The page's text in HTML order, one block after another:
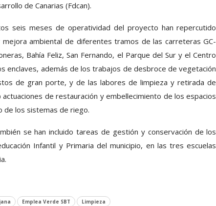
de Canarias (Fdcan).
seis meses de operatividad del proyecto han repercutido
ambiental de diferentes tramos de las carreteras GC-
Bahía Feliz, San Fernando, el Parque del Sur y el Centro
enclaves, además de los trabajos de desbroce de vegetación
de gran porte, y de las labores de limpieza y retirada de
de restauración y embellecimiento de los espacios
de los sistemas de riego.
se han incluido tareas de gestión y conservación de los
Infantil y Primaria del municipio, en las tres escuelas
Emplea Verde SBT Limpieza